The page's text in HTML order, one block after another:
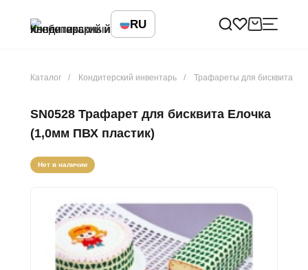
RU
Каталог Кондитерский инвентарь Трафареты для бисквита
SN0528 Трафарет для бисквита Елочка
(1,0мм ПВХ пластик)
Нет в наличии